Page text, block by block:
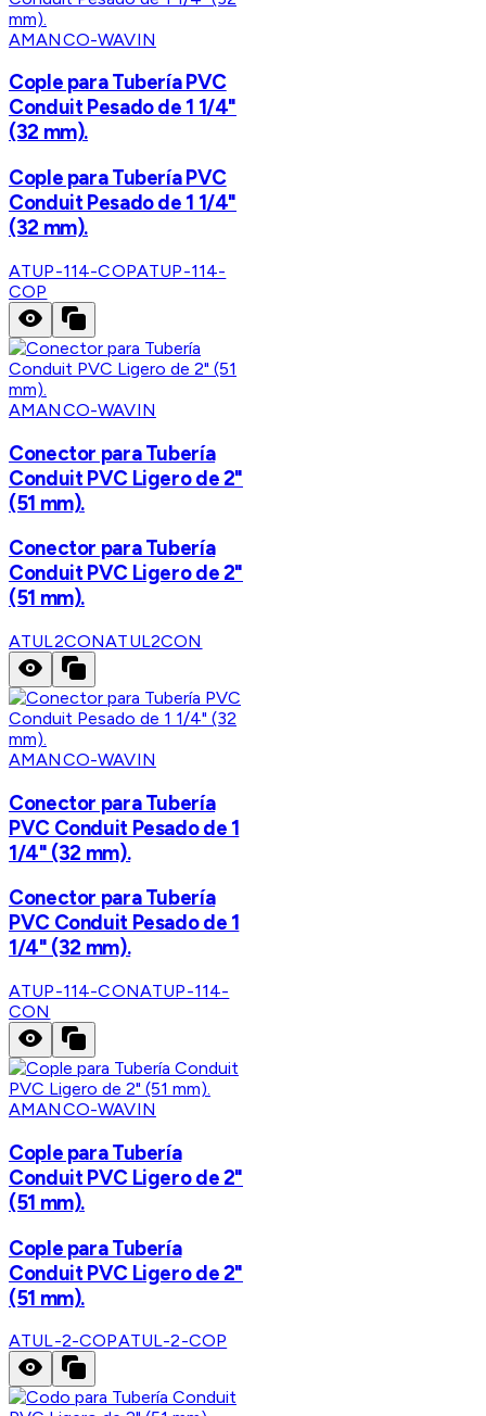
AMANCO-WAVIN
Cople para Tubería PVC
Conduit Pesado de 1 1/4"
(32 mm).
Cople para Tubería PVC
Conduit Pesado de 1 1/4"
(32 mm).
ATUP-114-COPATUP-114-
COP
AMANCO-WAVIN
Conector para Tubería
Conduit PVC Ligero de 2"
(51 mm).
Conector para Tubería
Conduit PVC Ligero de 2"
(51 mm).
ATUL2CONATUL2CON
AMANCO-WAVIN
Conector para Tubería
PVC Conduit Pesado de 1
1/4" (32 mm).
Conector para Tubería
PVC Conduit Pesado de 1
1/4" (32 mm).
ATUP-114-CONATUP-114-
CON
AMANCO-WAVIN
Cople para Tubería
Conduit PVC Ligero de 2"
(51 mm).
Cople para Tubería
Conduit PVC Ligero de 2"
(51 mm).
ATUL-2-COPATUL-2-COP